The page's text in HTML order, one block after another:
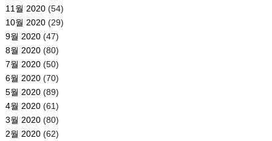
11월 2020(54)
10월 2020(29)
9월 2020(47)
8월 2020(80)
7월 2020(50)
6월 2020(70)
5월 2020(89)
4월 2020(61)
3월 2020(80)
2월 2020(62)